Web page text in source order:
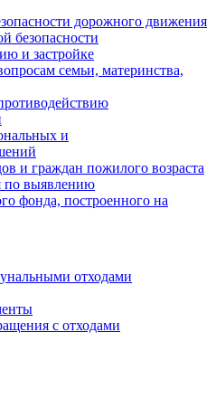
дорожного движения
безопасности
и застройке
семьи, материнства,
и
и граждан пожилого возраста
по выявлению
фонда, построенного на
отходами
с отходами